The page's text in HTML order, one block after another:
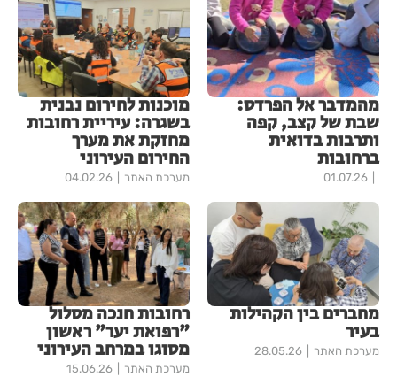
מהמדבר אל הפרדס:
שבת של קצב, קפה
ותרבות בדואית
ברחובות
01.07.26
מוכנות לחירום נבנית
בשגרה: עיריית רחובות
מחזקת את מערך
החירום העירוני
מערכת האתר 04.02.26
מחברים בין הקהילות
בעיר
מערכת האתר 28.05.26
רחובות חנכה מסלול
"רפואת יער" ראשון
מסוגו במרחב העירוני
מערכת האתר 15.06.26